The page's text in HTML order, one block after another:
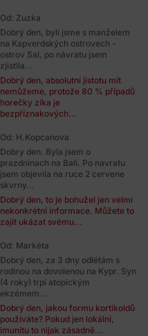
Od: Zuzka
Dobrý den, byli jsme s manželem
na Kapverdských ostrovech -
ostrov Sal, po návratu jsem
zjistila...
Dobrý den, absolutní jistotu mít
nemůžeme, protože 80 % případů
horečky zika je
bezpříznakových...
Od: H.Kopcanova
Dobry den. Byla jsem o
prazdninach na Bali. Po navratu
jsem objevila na ruce 2 cervene
skvrny...
Dobrý den, to je bohužel jen velmi
nekonkrétní informace. Můžete to
zajít ukázat svému...
Od: Markéta
Dobrý den, za 3 dny odlétám s
rodinou na dovolenou na Kypr. Syn
(4 roky) trpí atopickým
ekzémem...
Dobrý den, jakou formu kortikoidů
používáte? Pokud jen lokální,
imunitu to nijak zásadně...